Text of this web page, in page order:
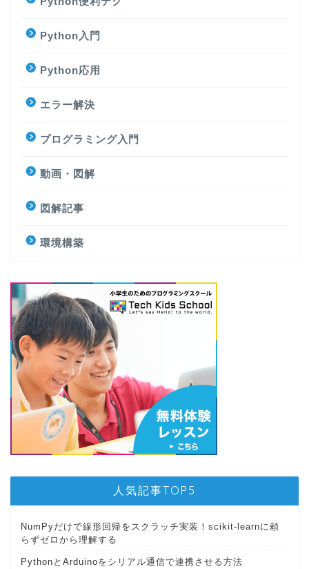
Python入門
Python応用
エラー解決
プログラミング入門
動画・図解
図解記事
環境構築
人気記事TOP5
NumPyだけで線形回帰をスクラッチ実装！scikit-learnに頼
らずゼロから理解する
PythonとArduinoをシリアル通信で連携させる方法